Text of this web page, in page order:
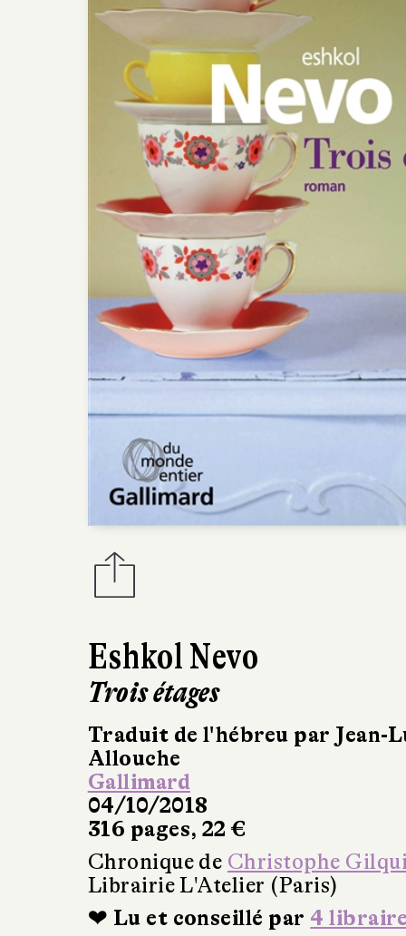
Eshkol Nevo
Trois étages
Traduit de l'hébreu par Jean-
Allouche
Gallimard
04/10/2018
316 pages, 22 €
Chronique de Christophe
Librairie L'Atelier (Paris)
❤ Lu et conseillé par 4